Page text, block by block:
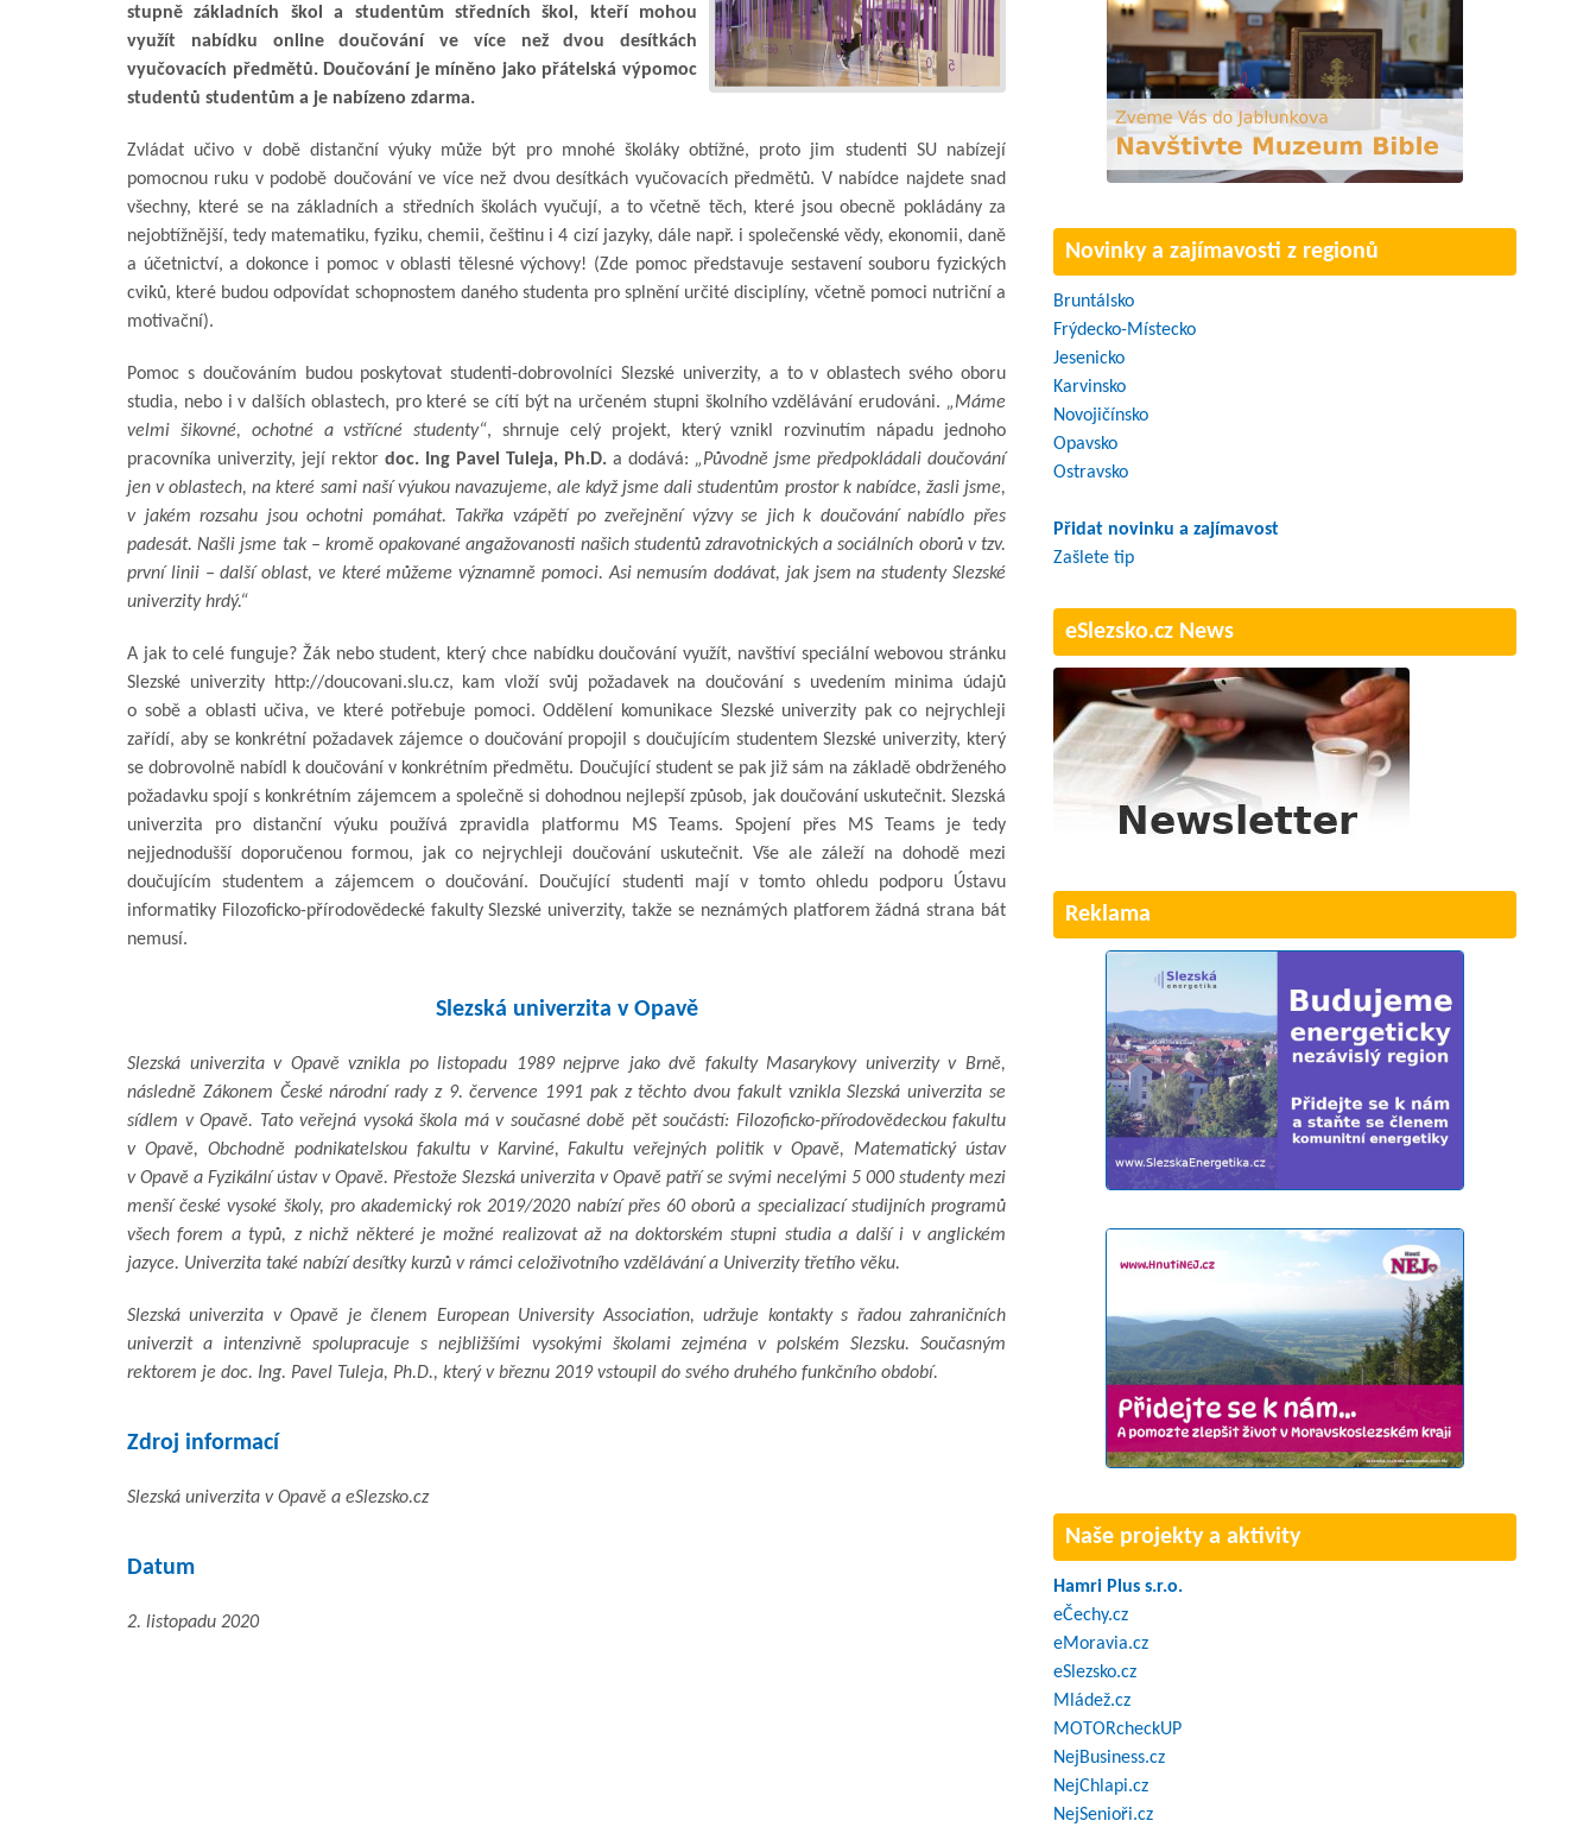
stupně základních škol a studentům středních škol, kteří mohou
využít nabídku online doučování ve více než dvou desítkách
vyučovacích předmětů. Doučování je míněno jako přátelská výpomoc
studentů studentům a je nabízeno zdarma.
Zvládat učivo v době distanční výuky může být pro mnohé školáky obtížné, proto jim studenti SU nabízejí
pomocnou ruku v podobě doučování ve více než dvou desítkách vyučovacích předmětů. V nabídce najdete snad
všechny, které se na základních a středních školách vyučují, a to včetně těch, které jsou obecně pokládány za
nejobtížnější, tedy matematiku, fyziku, chemii, češtinu i 4 cizí jazyky, dále např. i společenské vědy, ekonomii, daně
a účetnictví, a dokonce i pomoc v oblasti tělesné výchovy! (Zde pomoc představuje sestavení souboru fyzických
cviků, které budou odpovídat schopnostem daného studenta pro splnění určité disciplíny, včetně pomoci nutriční a
motivační).
Pomoc s doučováním budou poskytovat studenti-dobrovolníci Slezské univerzity, a to v oblastech svého oboru
studia, nebo i v dalších oblastech, pro které se cítí být na určeném stupni školního vzdělávání erudováni. „Máme
velmi šikovné, ochotné a vstřícné studenty“, shrnuje celý projekt, který vznikl rozvinutím nápadu jednoho
pracovníka univerzity, její rektor doc. Ing Pavel Tuleja, Ph.D. a dodává: „Původně jsme předpokládali doučování
jen v oblastech, na které sami naší výukou navazujeme, ale když jsme dali studentům prostor k nabídce, žasli jsme,
v jakém rozsahu jsou ochotni pomáhat. Takřka vzápětí po zveřejnění výzvy se jich k doučování nabídlo přes
padesát. Našli jsme tak – kromě opakované angažovanosti našich studentů zdravotnických a sociálních oborů v tzv.
první linii – další oblast, ve které můžeme významně pomoci. Asi nemusím dodávat, jak jsem na studenty Slezské
univerzity hrdý.“
A jak to celé funguje? Žák nebo student, který chce nabídku doučování využít, navštíví speciální webovou stránku
Slezské univerzity http://doucovani.slu.cz, kam vloží svůj požadavek na doučování s uvedením minima údajů
o sobě a oblasti učiva, ve které potřebuje pomoci. Oddělení komunikace Slezské univerzity pak co nejrychleji
zařídí, aby se konkrétní požadavek zájemce o doučování propojil s doučujícím studentem Slezské univerzity, který
se dobrovolně nabídl k doučování v konkrétním předmětu. Doučující student se pak již sám na základě obdrženého
požadavku spojí s konkrétním zájemcem a společně si dohodnou nejlepší způsob, jak doučování uskutečnit. Slezská
univerzita pro distanční výuku používá zpravidla platformu MS Teams. Spojení přes MS Teams je tedy
nejjednodušší doporučenou formou, jak co nejrychleji doučování uskutečnit. Vše ale záleží na dohodě mezi
doučujícím studentem a zájemcem o doučování. Doučující studenti mají v tomto ohledu podporu Ústavu
informatiky Filozoficko-přírodovědecké fakulty Slezské univerzity, takže se neznámých platforem žádná strana bát
nemusí.
Slezská univerzita v Opavě
Slezská univerzita v Opavě vznikla po listopadu 1989 nejprve jako dvě fakulty Masarykovy univerzity v Brně,
následně Zákonem České národní rady z 9. července 1991 pak z těchto dvou fakult vznikla Slezská univerzita se
sídlem v Opavě. Tato veřejná vysoká škola má v současné době pět součástí: Filozoficko-přírodovědeckou fakultu
v Opavě, Obchodně podnikatelskou fakultu v Karviné, Fakultu veřejných politik v Opavě, Matematický ústav
v Opavě a Fyzikální ústav v Opavě. Přestože Slezská univerzita v Opavě patří se svými necelými 5 000 studenty mezi
menší české vysoké školy, pro akademický rok 2019/2020 nabízí přes 60 oborů a specializací studijních programů
všech forem a typů, z nichž některé je možné realizovat až na doktorském stupni studia a další i v anglickém
jazyce. Univerzita také nabízí desítky kurzů v rámci celoživotního vzdělávání a Univerzity třetího věku.
Slezská univerzita v Opavě je členem European University Association, udržuje kontakty s řadou zahraničních
univerzit a intenzivně spolupracuje s nejbližšími vysokými školami zejména v polském Slezsku. Současným
rektorem je doc. Ing. Pavel Tuleja, Ph.D., který v březnu 2019 vstoupil do svého druhého funkčního období.
Zdroj informací
Slezská univerzita v Opavě a eSlezsko.cz
Datum
2. listopadu 2020
Novinky a zajímavosti z regionů
Bruntálsko
Frýdecko-Místecko
Jesenicko
Karvinsko
Novojičínsko
Opavsko
Ostravsko
Přidat novinku a zajímavost
Zašlete tip
eSlezsko.cz News
Reklama
Naše projekty a aktivity
Hamri Plus s.r.o.
eČechy.cz
eMoravia.cz
eSlezsko.cz
Mládež.cz
MOTORcheckUP
NejBusiness.cz
NejChlapi.cz
NejSenioři.cz